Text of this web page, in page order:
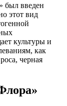
был введен
этот вид
культуры и
как
черная